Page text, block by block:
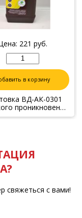
221 руб.
в корзину
ВД-АК-0301
проникновения
от грибков и
свяжеться с вами!